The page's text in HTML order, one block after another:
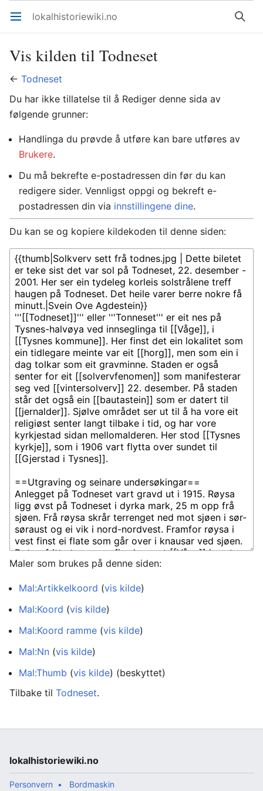
Åpne hovedmenyen lokalhistoriewiki.no Søk
Vis kilden til Todneset
← Todneset
Du har ikke tillatelse til å Rediger denne sida av
følgende grunner:
Handlinga du prøvde å utføre kan bare utføres av
Brukere.
Du må bekrefte e-postadressen din før du kan
redigere sider. Vennligst oppgi og bekreft e-
postadressen din via innstillingene dine.
Du kan se og kopiere kildekoden til denne siden:
Maler som brukes på denne siden:
Mal:Artikkelkoord (vis kilde)
Mal:Koord (vis kilde)
Mal:Koord ramme (vis kilde)
Mal:Nn (vis kilde)
Mal:Thumb (vis kilde) (beskyttet)
Tilbake til Todneset.
lokalhistoriewiki.no
Personvern Bordmaskin